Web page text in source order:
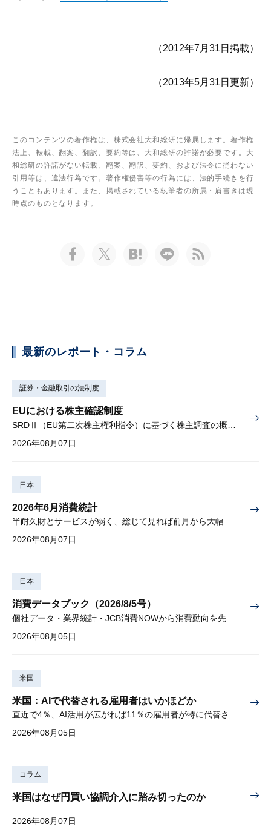
（2012年7月31日掲載）
（2013年5月31日更新）
このコンテンツの著作権は、株式会社大和総研に帰属します。著作権
法上、転載、翻案、翻訳、要約等は、大和総研の許諾が必要です。大
和総研の許諾がない転載、翻案、翻訳、要約、および法令に従わない
引用等は、違法行為です。著作権侵害等の行為には、法的手続きを行
うこともあります。また、掲載されている執筆者の所属・肩書きは現
時点のものとなります。
最新のレポート・コラム
証券・金融取引の法制度
EUにおける株主確認制度
2026年08月07日
日本
2026年6月消費統計
半耐久財とサービスが弱く、総じて見れば前月から大幅に減少
2026年08月07日
日本
消費データブック（2026/8/5号）
2026年08月05日
米国
米国：AIで代替される雇用者はいかほどか
直近で4％、AI活用が広がれば11％の雇用者が特に代替されやすい
2026年08月05日
コラム
米国はなぜ円買い協調介入に踏み切ったのか
2026年08月07日